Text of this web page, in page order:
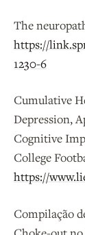
The
https://
1230-6
Cumulative
Depression,
Cognitive
College
https://
Compilação